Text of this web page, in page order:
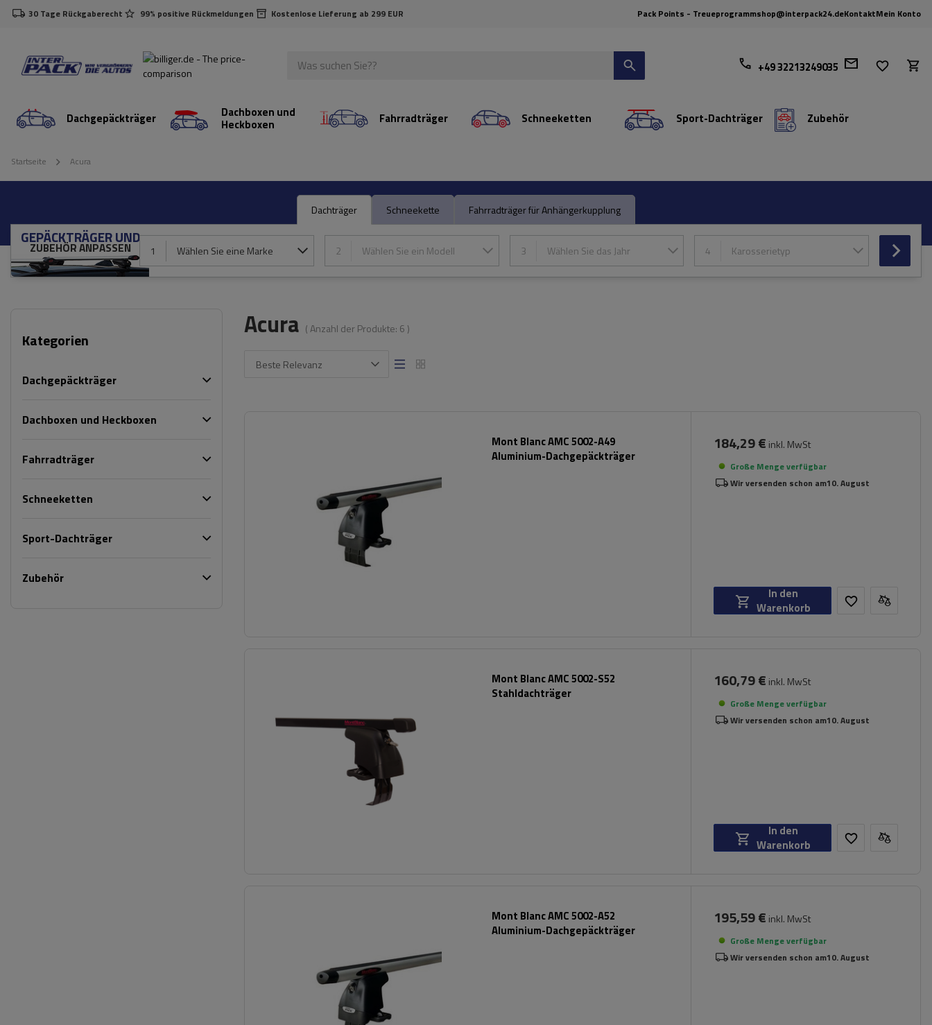
30 Tage Rückgaberecht 99% positive Rückmeldungen Kostenlose Lieferung ab 299 EUR Pack Points - Treueprogrammshop@interpack24.deKontaktMein Konto
+49 32213249035
Dachgepäckträger Dachboxen und
Heckboxen Fahrradträger Schneeketten Sport-Dachträger Zubehör
Startseite Acura
Dachträger Schneekette Fahrradträger für Anhängerkupplung
GEPÄCKTRÄGER UND
ZUBEHÖR ANPASSEN 1 Wählen Sie eine Marke 2 Wählen Sie ein Modell 3 Wählen Sie das Jahr 4 Karosserietyp
Kategorien
Dachgepäckträger
Dachboxen und Heckboxen
Fahrradträger
Schneeketten
Sport-Dachträger
Zubehör
Acura ( Anzahl der Produkte: 6 )
Beste Relevanz
Mont Blanc AMC 5002-A49
Aluminium-Dachgepäckträger
184,29 € inkl. MwSt
Große Menge verfügbar
Wir versenden schon am10. August
In den
Warenkorb
Mont Blanc AMC 5002-S52
Stahldachträger
160,79 € inkl. MwSt
Große Menge verfügbar
Wir versenden schon am10. August
In den
Warenkorb
Mont Blanc AMC 5002-A52
Aluminium-Dachgepäckträger
195,59 € inkl. MwSt
Große Menge verfügbar
Wir versenden schon am10. August